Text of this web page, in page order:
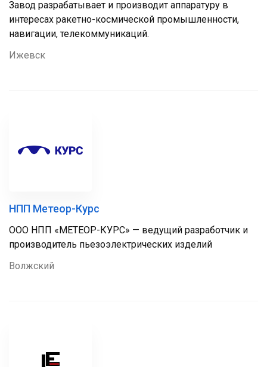
Завод разрабатывает и производит аппаратуру в
интересах ракетно-космической промышленности,
навигации, телекоммуникаций.
Ижевск
НПП Метеор-Курс
ООО НПП «МЕТЕОР-КУРС» — ведущий разработчик и
производитель пьезоэлектрических изделий
Волжский